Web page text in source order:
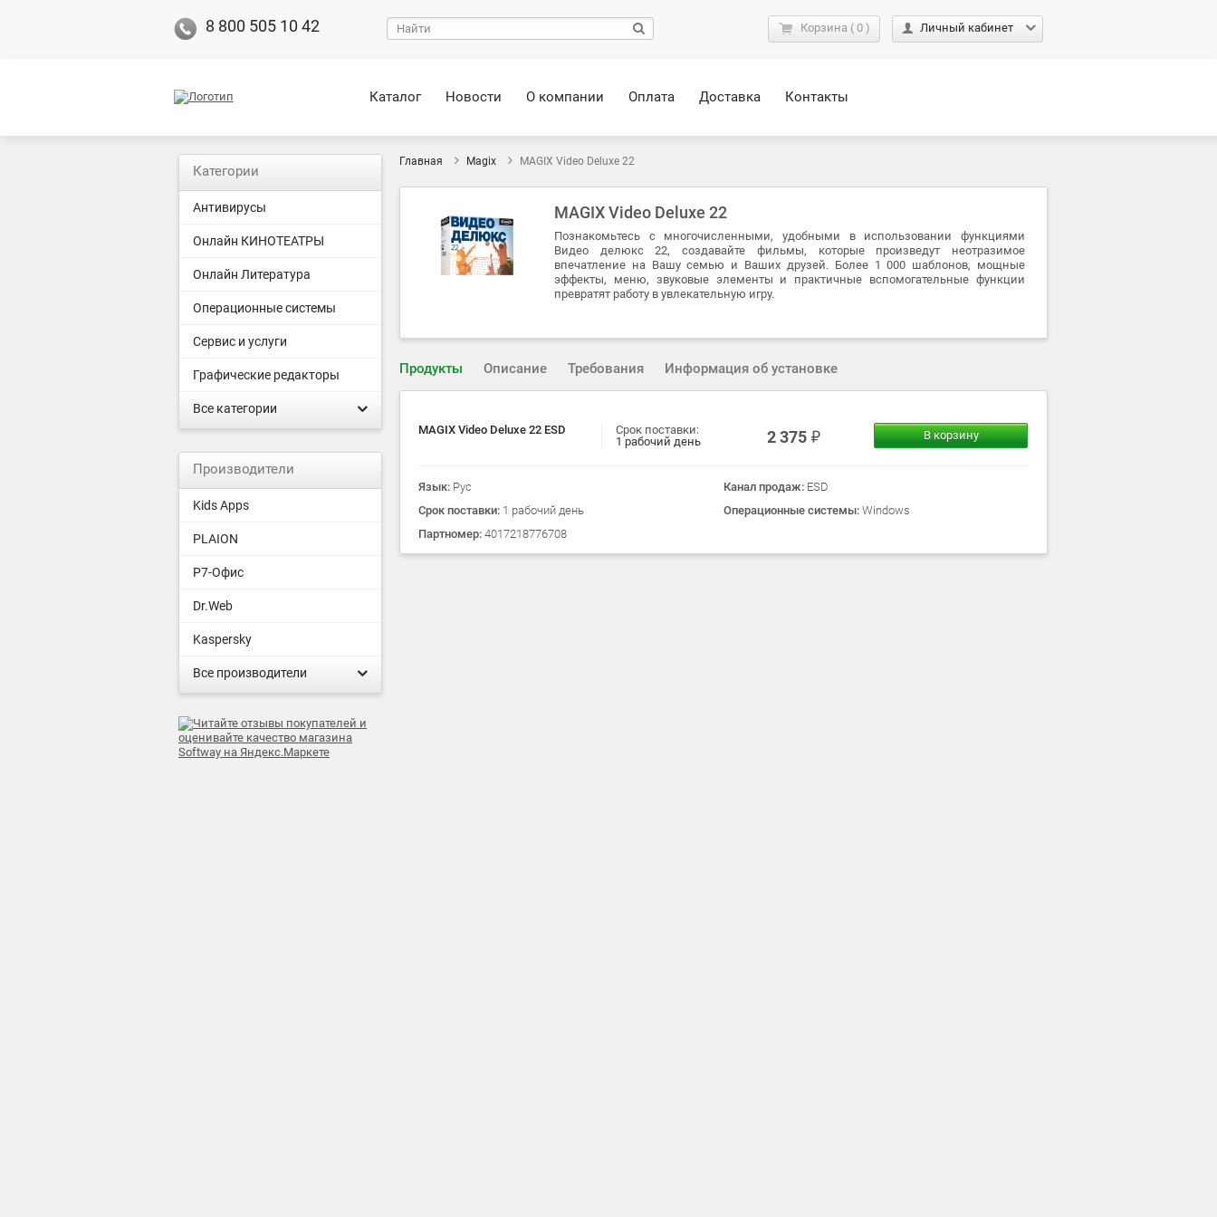
8 800 505 10 42 Корзина ( 0 ) Личный кабинет
Каталог Новости О компании Оплата Доставка Контакты
Главная Magix MAGIX Video Deluxe 22
MAGIX Video Deluxe 22
Познакомьтесь с многочисленными, удобными в использовании функциями
Видео делюкс 22, создавайте фильмы, которые произведут неотразимое
впечатление на Вашу семью и Ваших друзей. Более 1 000 шаблонов, мощные
эффекты, меню, звуковые элементы и практичные вспомогательные функции
превратят работу в увлекательную игру.
Продукты Описание Требования Информация об установке
MAGIX Video Deluxe 22 ESD
Срок поставки:
1 рабочий день
2 375 В корзину
Язык: Рус Канал продаж: ESD
Срок поставки: 1 рабочий день Операционные системы: Windows
Партномер: 4017218776708
Категории
Антивирусы
Онлайн КИНОТЕАТРЫ
Онлайн Литература
Операционные системы
Сервис и услуги
Графические редакторы
Все категории
Производители
Kids Apps
PLAION
Р7-Офис
Dr.Web
Kaspersky
Все производители